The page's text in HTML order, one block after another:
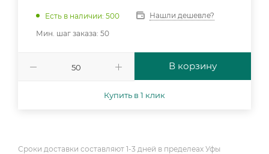
Есть в наличии: 500
Нашли дешевле?
Мин. шаг заказа: 50
В корзину
Купить в 1 клик
Сроки доставки составляют 1-3 дней в пределеах Уфы